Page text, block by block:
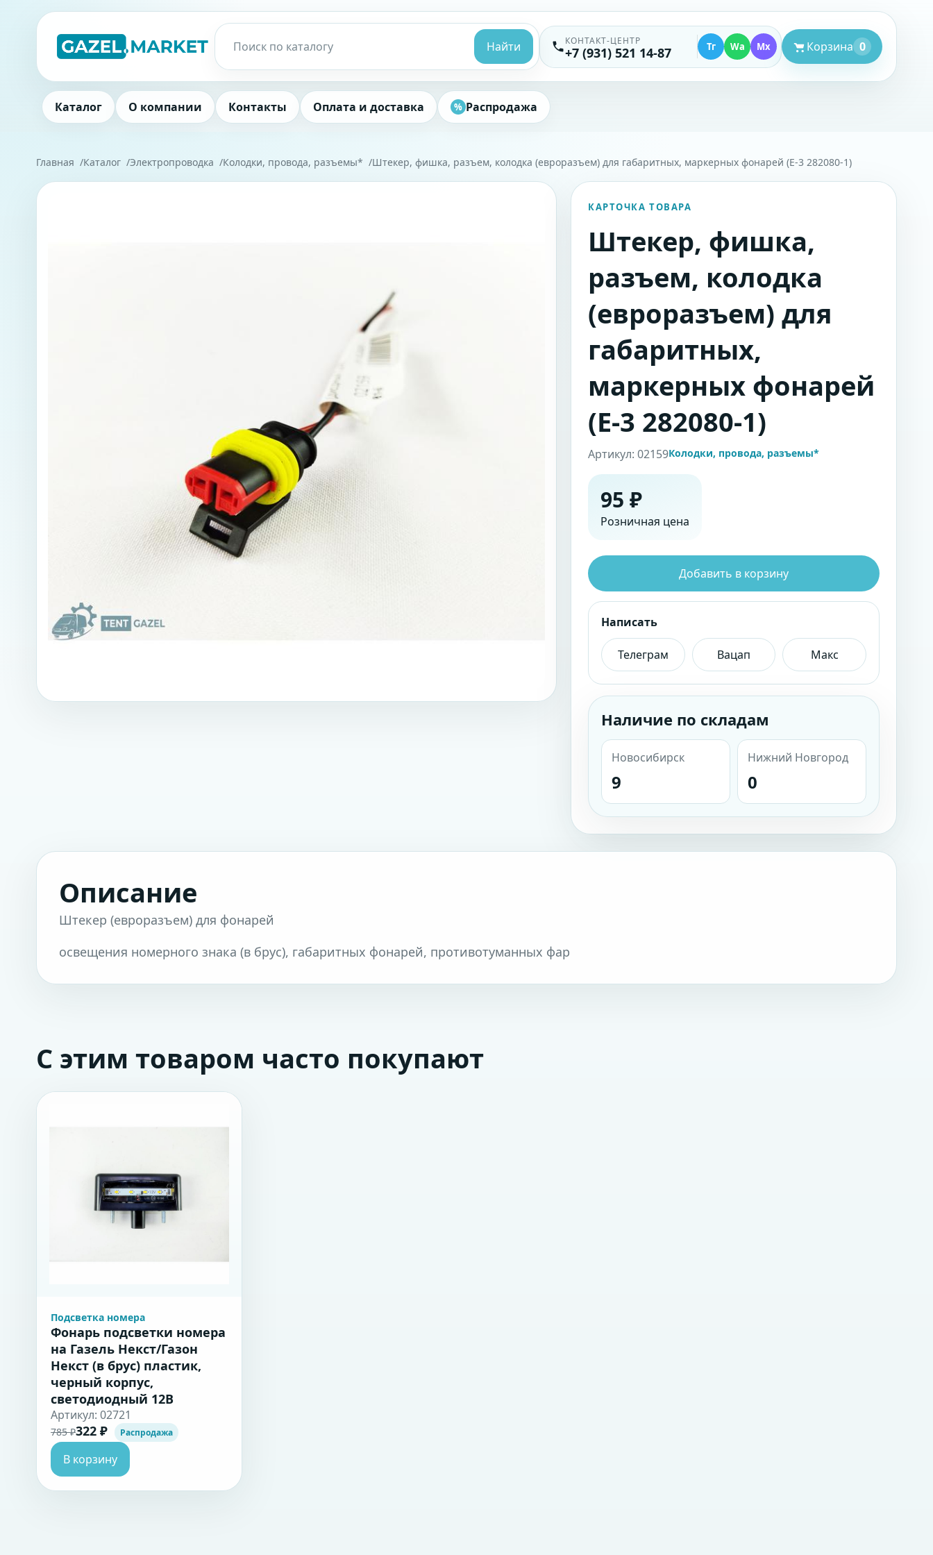
Найти КОНТАКТ-ЦЕНТР
+7 (931) 521 14-87 Тг Wa Mx Корзина 0
Каталог О компании Контакты Оплата и доставка % Распродажа
Главная Каталог Электропроводка Колодки, провода, разъемы* Штекер, фишка, разъем, колодка (евроразъем) для габаритных, маркерных фонарей (Е-3 282080-1)
КАРТОЧКА ТОВАРА
Штекер, фишка,
разъем, колодка
(евроразъем) для
габаритных,
маркерных фонарей
(Е-3 282080-1)
Артикул: 02159Колодки, провода, разъемы*
95 ₽
Розничная цена
Добавить в корзину
Написать
Телеграм Вацап Макс
Наличие по складам
Новосибирск
9
Нижний Новгород
0
Описание
Штекер (евроразъем) для фонарей
освещения номерного знака (в брус), габаритных фонарей, противотуманных фар
С этим товаром часто покупают
Подсветка номера
Фонарь подсветки номера
на Газель Некст/Газон
Некст (в брус) пластик,
черный корпус,
светодиодный 12В
Артикул: 02721
785 ₽322 ₽ Распродажа
В корзину